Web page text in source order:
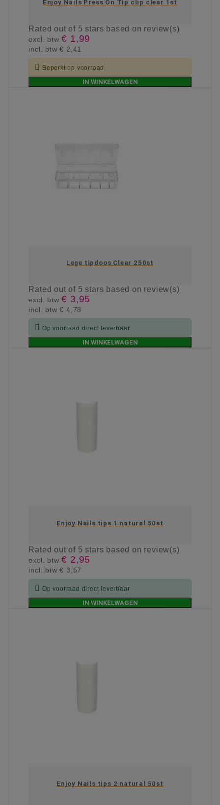
Enjoy Nails Press On Tip clip clear 1st
Ratedout of 5 stars based on review(s)
excl. btw€ 1,99
incl. btw€ 2,41
 Beperkt op voorraad
IN WINKELWAGEN
Lege tipdoos Clear 250st
Ratedout of 5 stars based on review(s)
excl. btw€ 3,95
incl. btw€ 4,78
 Op voorraad direct leverbaar
IN WINKELWAGEN
Enjoy Nails tips 1 natural 50st
Ratedout of 5 stars based on review(s)
excl. btw€ 2,95
incl. btw€ 3,57
 Op voorraad direct leverbaar
IN WINKELWAGEN
Enjoy Nails tips 2 natural 50st